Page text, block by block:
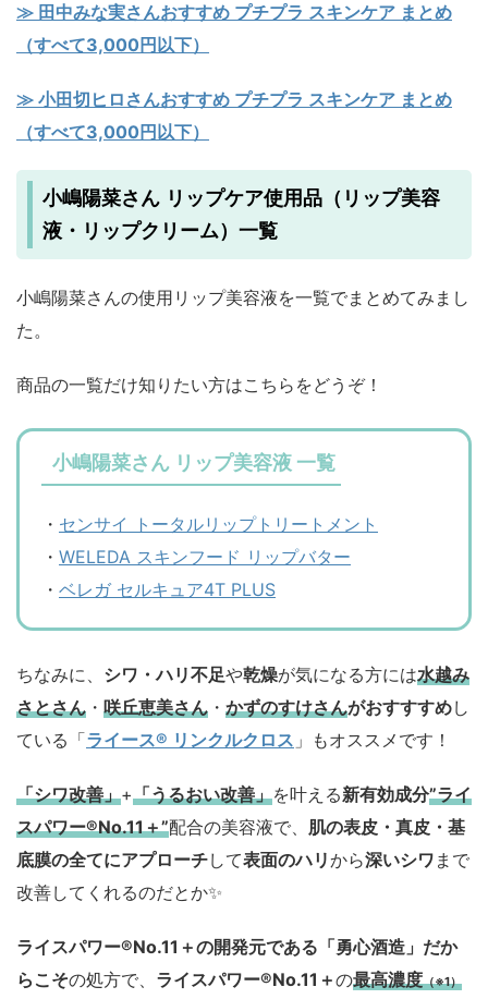
≫ 田中みな実さんおすすめ プチプラ スキンケア まとめ
（すべて3,000円以下）
≫ 小田切ヒロさんおすすめ プチプラ スキンケア まとめ
（すべて3,000円以下）
小嶋陽菜さん リップケア使用品（リップ美容
液・リップクリーム）一覧
小嶋陽菜さんの使用リップ美容液を一覧でまとめてみまし
た。
商品の一覧だけ知りたい方はこちらをどうぞ！
小嶋陽菜さん リップ美容液 一覧
・ センサイ トータルリップトリートメント
・ WELEDA スキンフード リップバター
・ ベレガ セルキュア4T PLUS
ちなみに、 シワ・ハリ不足や乾燥が気になる方には水越み
さとさん ・ 咲丘恵美さん ・ かずのすけさんがおすすすめし
ている「ライース® リンクルクロス 」もオススメです！
「シワ改善」+「うるおい改善」を叶える新有効成分”ライ
スパワー®No.11＋”配合の美容液で、 肌の表皮・真皮・基
底膜の全てにアプローチして表面のハリから深いシワ まで
改善してくれるのだとか✨
ライスパワー®No.11＋の開発元である「勇心酒造」 だか
らこその処方で、 ライスパワー®No.11＋の最高濃度（※1）